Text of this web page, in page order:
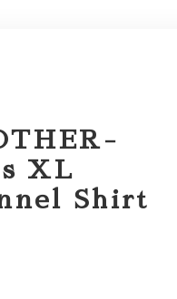
XL
Shirt